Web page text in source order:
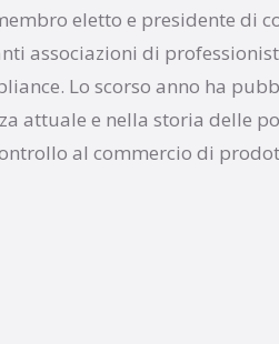
eletto e presidente di
associazioni di
Lo scorso anno ha
attuale e nella storia delle
al commercio di